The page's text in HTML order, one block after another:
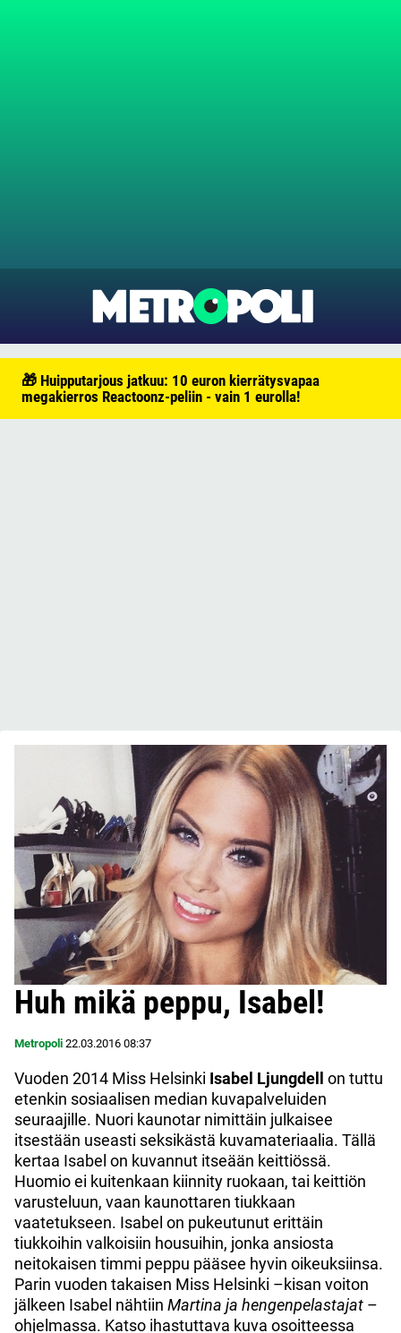
🎁 Huipputarjous jatkuu: 10 euron kierrätysvapaa
megakierros Reactoonz-peliin - vain 1 eurolla!
Huh mikä peppu, Isabel!
Metropoli 22.03.2016 08:37
Vuoden 2014 Miss Helsinki Isabel Ljungdell
on tuttu
etenkin sosiaalisen median kuvapalveluiden
seuraajille. Nuori kaunotar nimittäin julkaisee
itsestään useasti seksikästä kuvamateriaalia. Tällä
kertaa Isabel on kuvannut itseään keittiössä.
Huomio ei kuitenkaan kiinnity ruokaan, tai keittiön
varusteluun, vaan kaunottaren tiukkaan
vaatetukseen. Isabel on pukeutunut erittäin
tiukkoihin valkoisiin housuihin, jonka ansiosta
neitokaisen timmi peppu pääsee hyvin oikeuksiinsa.
Parin vuoden takaisen Miss Helsinki –kisan voiton
jälkeen Isabel nähtiin Martina ja hengenpelastajat –
ohjelmassa. Katso ihastuttava kuva osoitteessa